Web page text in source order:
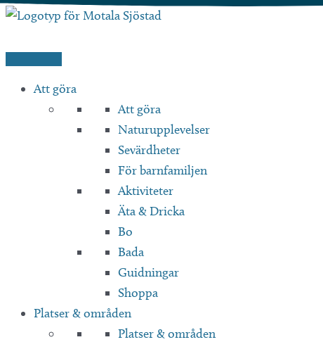
Hoppa
innehåll
Att göra
Att göra
Naturupplevelser
Sevärdheter
För barnfamiljen
Aktiviteter
Äta & Dricka
Bo
Bada
Guidningar
Shoppa
Platser & områden
Platser & områden